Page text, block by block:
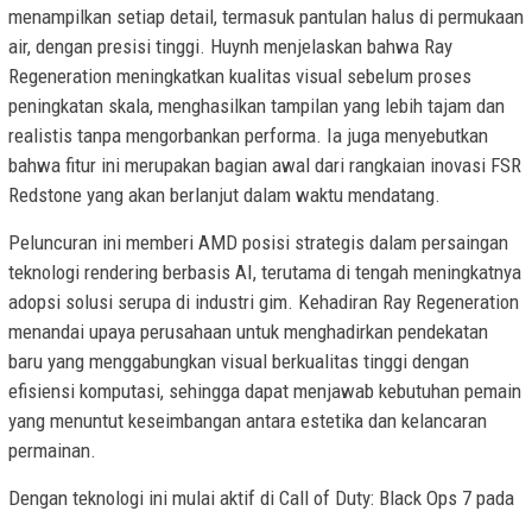
menampilkan setiap detail, termasuk pantulan halus di permukaan
air, dengan presisi tinggi. Huynh menjelaskan bahwa Ray
Regeneration meningkatkan kualitas visual sebelum proses
peningkatan skala, menghasilkan tampilan yang lebih tajam dan
realistis tanpa mengorbankan performa. Ia juga menyebutkan
bahwa fitur ini merupakan bagian awal dari rangkaian inovasi FSR
Redstone yang akan berlanjut dalam waktu mendatang.
Peluncuran ini memberi AMD posisi strategis dalam persaingan
teknologi rendering berbasis AI, terutama di tengah meningkatnya
adopsi solusi serupa di industri gim. Kehadiran Ray Regeneration
menandai upaya perusahaan untuk menghadirkan pendekatan
baru yang menggabungkan visual berkualitas tinggi dengan
efisiensi komputasi, sehingga dapat menjawab kebutuhan pemain
yang menuntut keseimbangan antara estetika dan kelancaran
permainan.
Dengan teknologi ini mulai aktif di Call of Duty: Black Ops 7 pada